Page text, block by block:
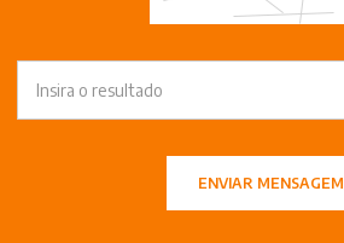
ENVIAR MENSAGEM